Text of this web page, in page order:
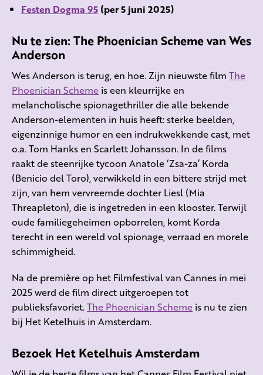
Festen Dogma 95 (per 5 juni 2025)
Nu te zien: The Phoenician Scheme van Wes
Anderson
Wes Anderson is terug, en hoe. Zijn nieuwste film The
Phoenician Scheme is een kleurrijke en
melancholische spionagethriller die alle bekende
Anderson-elementen in huis heeft: sterke beelden,
eigenzinnige humor en een indrukwekkende cast, met
o.a. Tom Hanks en Scarlett Johansson. In de films
raakt de steenrijke tycoon Anatole ‘Zsa-za’ Korda
(Benicio del Toro), verwikkeld in een bittere strijd met
zijn, van hem vervreemde dochter Liesl (Mia
Threapleton), die is ingetreden in een klooster. Terwijl
oude familiegeheimen opborrelen, komt Korda
terecht in een wereld vol spionage, verraad en morele
schimmigheid.
Na de première op het Filmfestival van Cannes in mei
2025 werd de film direct uitgeroepen tot
publieksfavoriet.The Phoenician Scheme is nu te zien
bij Het Ketelhuis in Amsterdam.
Bezoek Het Ketelhuis Amsterdam